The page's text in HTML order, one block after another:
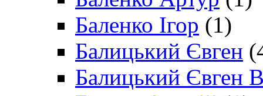
Баленко Ігор (1)
Балицький Євген
Балицький Євген